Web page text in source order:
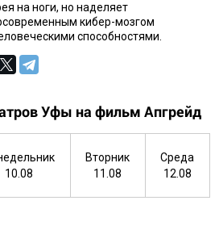
на ноги, но наделяет
кибер-мозгом
способностями.
Уфы на фильм Апгрейд
10.08
Вторник
11.08
Среда
12.08